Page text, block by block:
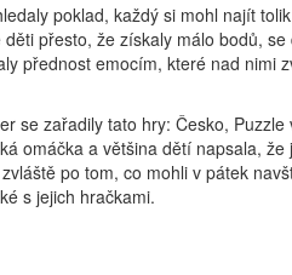
poklad, každý si mohl najít
přesto, že získaly málo bodů,
přednost emocím, které nad nimi
se zařadily tato hry: Česko,
omáčka a většina dětí napsala,
po tom, co mohli v pátek
ale také s jejich